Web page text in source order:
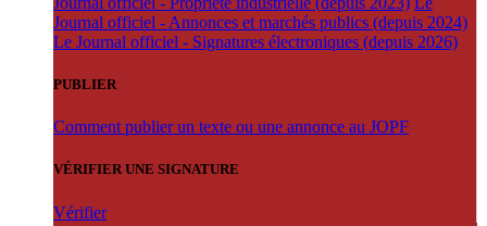
Journal officiel - Annonces et marchés publics (depuis 2024)
Le Journal officiel - Signatures électroniques (depuis 2026)
PUBLIER
Comment publier un texte ou une annonce au JOPF
VÉRIFIER UNE SIGNATURE
Vérifier